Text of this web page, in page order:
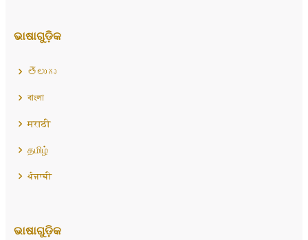
ଭାଷାଗୁଡ଼ିକ
తెలుగు
বাংলা
मराठी
தமிழ்
ਪੰਜਾਬੀ
ଭାଷାଗୁଡ଼ିକ